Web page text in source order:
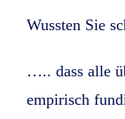
Wussten Sie
….. dass alle
empirisch